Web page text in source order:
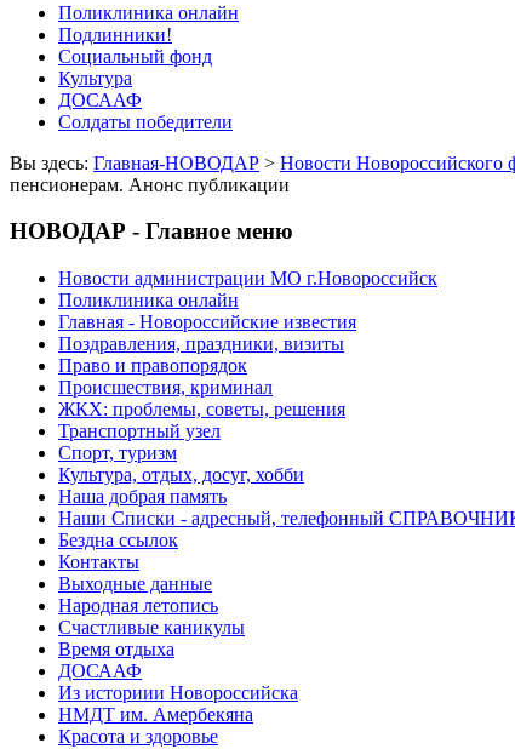
Поликлиника онлайн
Подлинники!
Социальный фонд
Культура
ДОСААФ
Солдаты победители
Вы здесь: Главная-НОВОДАР > Новости Новороссийского
пенсионерам. Анонс публикации
НОВОДАР - Главное меню
Новости администрации МО г.Новороссийск
Поликлиника онлайн
Главная - Новороссийские известия
Поздравления, праздники, визиты
Право и правопорядок
Происшествия, криминал
ЖКХ: проблемы, советы, решения
Транспортный узел
Спорт, туризм
Культура, отдых, досуг, хобби
Наша добрая память
Наши Списки - адресный, телефонный
Бездна ссылок
Контакты
Выходные данные
Народная летопись
Счастливые каникулы
Время отдыха
ДОСААФ
Из историии Новороссийска
НМДТ им. Амербекяна
Красота и здоровье